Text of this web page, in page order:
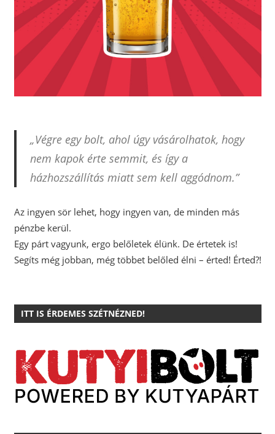
„Végre egy bolt, ahol úgy vásárolhatok, hogy
nem kapok érte semmit, és így a
házhozszállítás miatt sem kell aggódnom.”
Az ingyen sör lehet, hogy ingyen van, de minden más
pénzbe kerül.
Egy párt vagyunk, ergo belőletek élünk. De értetek is!
Segíts még jobban, még többet belőled élni – érted! Érted?!
ITT IS ÉRDEMES SZÉTNÉZNED!